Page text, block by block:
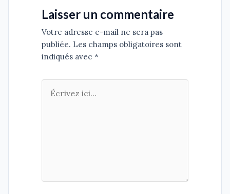
Laisser un commentaire
Votre adresse e-mail ne sera pas
publiée. Les champs obligatoires sont
indiqués avec *